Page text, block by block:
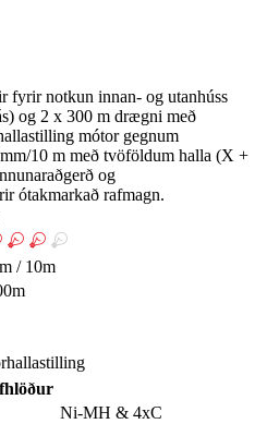
fyrir notkun innan- og utanhúss
og 2 x 300 m drægni með
mótor gegnum
10 m með tvöföldum halla (X +
og
ótakmarkað rafmagn.
/ 10m
Ni-MH & 4xC